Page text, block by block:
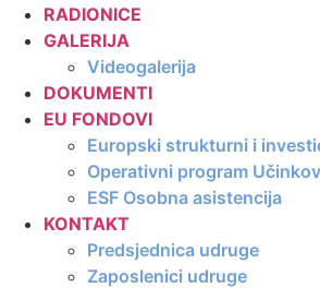
RADIONICE
GALERIJA
Videogalerija
DOKUMENTI
EU FONDOVI
Europski strukturni i
Operativni program
ESF Osobna asistencija
KONTAKT
Predsjednica udruge
Zaposlenici udruge